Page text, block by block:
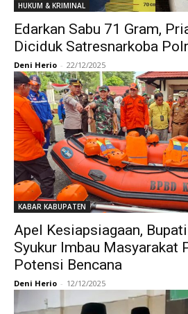
HUKUM & KRIMINAL
Edarkan Sabu 71 Gram,
Diciduk Satresnarkoba
Deni Herio - 22/12/2025
KABAR KABUPATEN
Apel Kesiapsiagaan,
Syukur Imbau Masyarakat
Potensi Bencana
Deni Herio - 12/12/2025